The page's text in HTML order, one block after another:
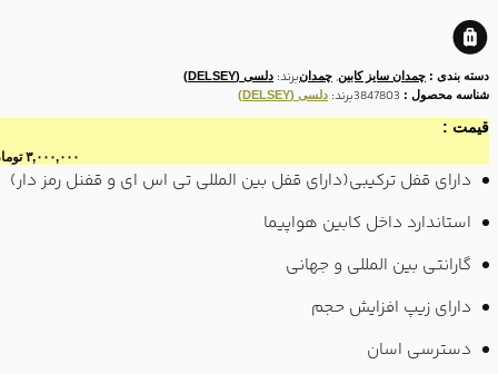
دسته بندی : چمدان سایز کابین,چمدانبرند: دلسی (DELSEY)
شناسه محصول : 3847803برند: دلسی (DELSEY)
قیمت :
۳,۰۰۰,۰۰۰ تومان
دارای قفل ترکیبی(دارای قفل بین المللی تی اس ای و قفنل رمز دار)
استاندارد داخل کابین هواپیما
گارانتی بین المللی و جهانی
دارای زیپ افزایش حجم
دسترسی اسان